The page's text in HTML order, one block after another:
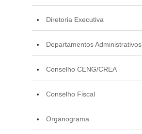
Diretoria Executiva
Departamentos Administrativos
Conselho CENG/CREA
Conselho Fiscal
Organograma